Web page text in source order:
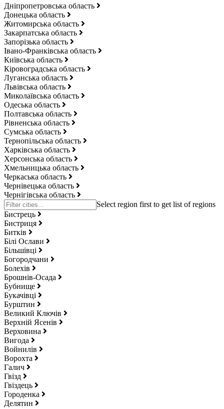
Дніпропетровська область
Донецька область
Житомирська область
Закарпатська область
Запорізька область
Івано-Франківська область
Київська область
Кіровоградська область
Луганська область
Львівська область
Миколаївська область
Одеська область
Полтавська область
Рівненська область
Сумська область
Тернопільська область
Харківська область
Херсонська область
Хмельницька область
Черкаська область
Чернівецька область
Чернігівська область
Бистрець
Бистриця
Битків
Білі Ослави
Більшівці
Богородчани
Болехів
Брошнів-Осада
Бубнище
Букачівці
Бурштин
Великий Ключів
Верхній Ясенів
Верховина
Вигода
Войнилів
Ворохта
Галич
Гвізд
Гвіздець
Городенка
Делятин